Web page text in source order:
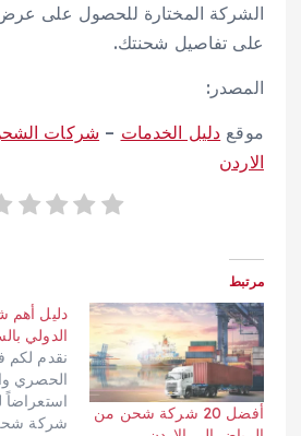
الشركة المختارة للحصول على
على تفاصيل شحنتك.
المصدر:
موقع دليل الخدمات – شركات
الاردن
مرتبط
أفضل 20 شركة شحن من
دليل
الدولي
نقدم لكم
الحصري
شركة